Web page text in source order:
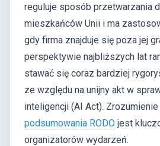
reguluje sposób przetwarzania
mieszkańców Unii i ma
gdy firma znajduje się poza jej
perspektywie najbliższych lat
stawać się coraz bardziej
ze względu na unijny akt w
inteligencji (AI Act). Zrozumienie
podsumowania RODO jest
organizatorów wydarzeń.